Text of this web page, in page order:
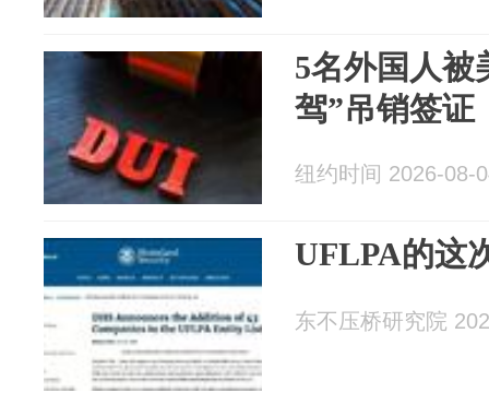
5名外国人被
驾”吊销签证
纽约时间 2026-08-
UFLPA的这
东不压桥研究院